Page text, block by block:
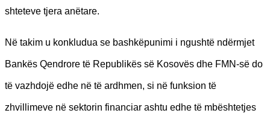
shteteve tjera anëtare.
Në takim u konkludua se bashkëpunimi i ngushtë ndërmjet
Bankës Qendrore të Republikës së Kosovës dhe FMN-së do
të vazhdojë edhe në të ardhmen, si në funksion të
zhvillimeve në sektorin financiar ashtu edhe të mbështetjes